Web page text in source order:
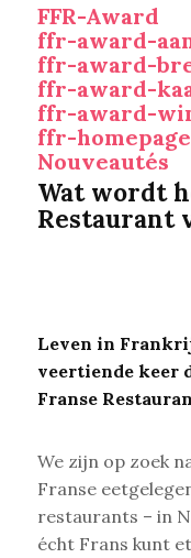
FFR-Award
ffr-award-
ffr-award-
ffr-award-
ffr-award-
ffr-homepage
Nouveautés
Wat wordt
Restaurant
Leven in
veertiende keer
Franse
We zijn op zoek
Franse
restaurants – in
écht Frans kunt